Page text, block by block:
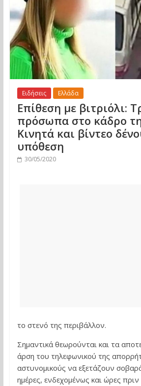
Ειδήσεις Ελλάδα
Επίθεση με βιτριόλι:
πρόσωπα στο κάδρο
Κινητά και βίντεο
υπόθεση
30/05/2020
το στενό της περιβάλλον.
Σημαντικά θεωρούνται και τα
άρση του τηλεφωνικού της
αστυνομικούς να εξετάζουν
ημέρες, ενδεχομένως και ώρες